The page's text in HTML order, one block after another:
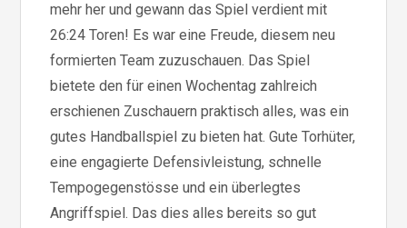
mehr her und gewann das Spiel verdient mit
26:24 Toren! Es war eine Freude, diesem neu
formierten Team zuzuschauen. Das Spiel
bietete den für einen Wochentag zahlreich
erschienen Zuschauern praktisch alles, was ein
gutes Handballspiel zu bieten hat. Gute Torhüter,
eine engagierte Defensivleistung, schnelle
Tempogegenstösse und ein überlegtes
Angriffspiel. Das dies alles bereits so gut